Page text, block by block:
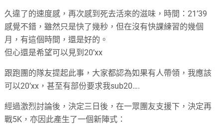
久違了的速度感，再次感到死去活來的滋味，時間：21’39
感覺不錯，雖然只是快了幾秒，但在沒有快課練習的幾個
月，有這個時間，還是好的。
但心還是希望可以見到20’xx
跟跑團的隊友提起此事，大家都認為如果有人帶領，我應該
可以20’xx，甚至有部份要求我sub20….
經過激烈討論後，決定三日後，在一眾團友支援下，決定再
戰5K，亦因此產生了一個新陣式：